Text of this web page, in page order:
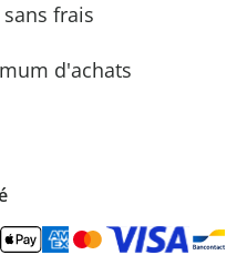
frais
d'achats